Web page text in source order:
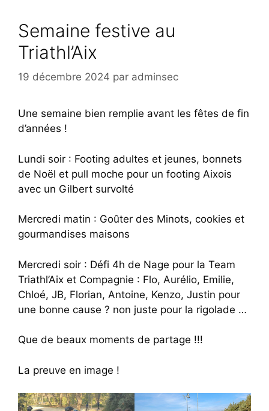
Semaine festive au
Triathl’Aix
19 décembre 2024 par adminsec
Une semaine bien remplie avant les fêtes de fin
d’années !
Lundi soir : Footing adultes et jeunes, bonnets
de Noël et pull moche pour un footing Aixois
avec un Gilbert survolté
Mercredi matin : Goûter des Minots, cookies et
gourmandises maisons
Mercredi soir : Défi 4h de Nage pour la Team
Triathl’Aix et Compagnie : Flo, Aurélio, Emilie,
Chloé, JB, Florian, Antoine, Kenzo, Justin pour
une bonne cause ? non juste pour la rigolade …
Que de beaux moments de partage !!!
La preuve en image !